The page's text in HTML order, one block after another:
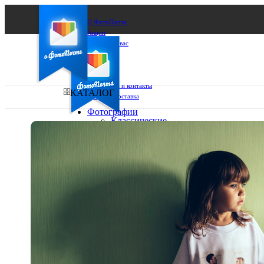
О ФотоПочте
Акции
Сделаем за вас
Бизнесу
FAQ
Франшиза
Поддержка и контакты
Оплата и доставка
Выберите из списка:
КАТАЛОГ
Фотографии
Классические
13х18
15х15